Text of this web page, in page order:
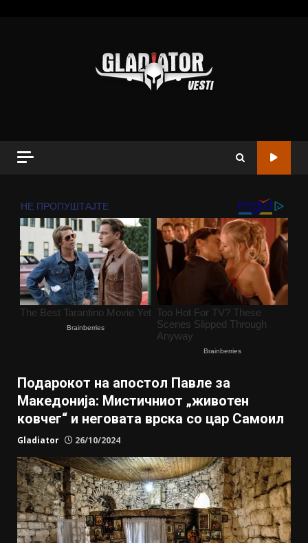
Подарокот на апостол Павле за
Македонија: Мистичниот „животен
ковчег“ и неговата врска со цар Самоил
Gladiator 26/10/2024